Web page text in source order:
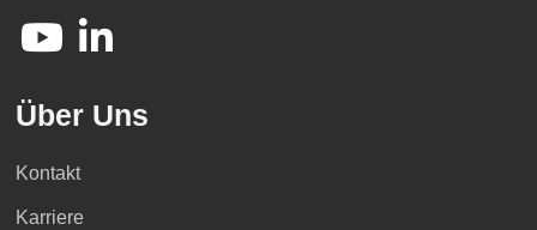
Über Uns
Kontakt
Karriere